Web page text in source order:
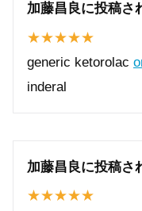
加藤昌良に投稿さ
generic ketorolac
inderal
加藤昌良に投稿さ